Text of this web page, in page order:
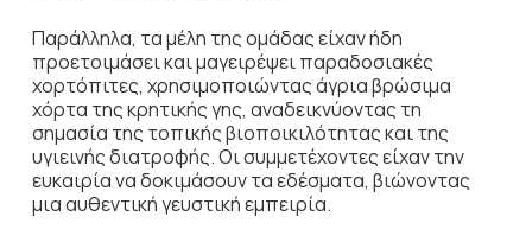
Παράλληλα, τα μέλη της ομάδας είχαν ήδη
προετοιμάσει και μαγειρέψει παραδοσιακές
χορτόπιτες, χρησιμοποιώντας άγρια βρώσιμα
χόρτα της κρητικής γης, αναδεικνύοντας τη
σημασία της τοπικής βιοποικιλότητας και της
υγιεινής διατροφής. Οι συμμετέχοντες είχαν την
ευκαιρία να δοκιμάσουν τα εδέσματα, βιώνοντας
μια αυθεντική γευστική εμπειρία.